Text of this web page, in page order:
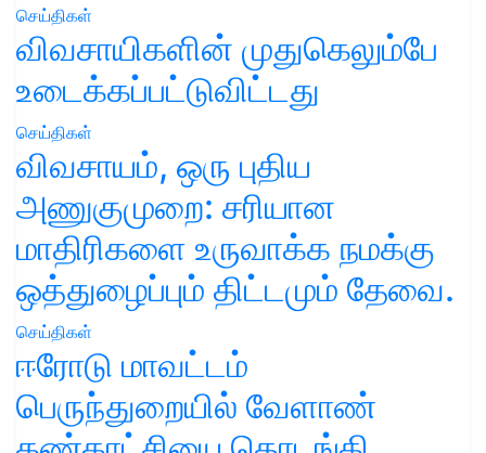
செய்திகள்
விவசாயிகளின் முதுகெலும்பே
உடைக்கப்பட்டுவிட்டது
செய்திகள்
விவசாயம், ஒரு புதிய
அணுகுமுறை: சரியான
மாதிரிகளை உருவாக்க நமக்கு
ஒத்துழைப்பும் திட்டமும் தேவை.
செய்திகள்
ஈரோடு மாவட்டம்
பெருந்துறையில் வேளாண்